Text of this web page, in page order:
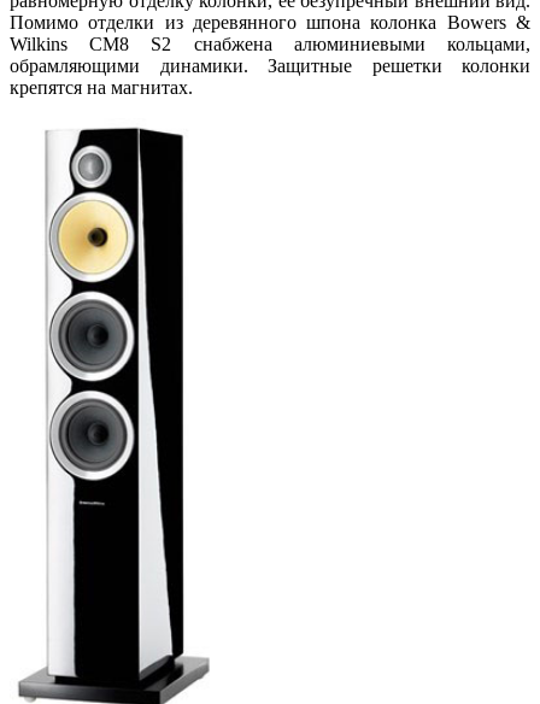
Помимо отделки из деревянного шпона колонка Bowers &
Wilkins CM8 S2 снабжена алюминиевыми кольцами,
обрамляющими динамики. Защитные решетки колонки
крепятся на магнитах.